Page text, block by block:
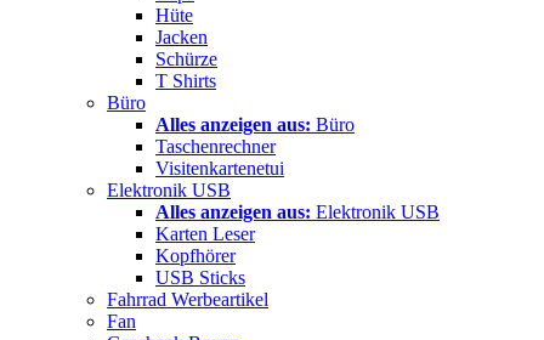
Hüte
Jacken
Schürze
T Shirts
Büro
Alles anzeigen aus: Büro
Taschenrechner
Visitenkartenetui
Elektronik USB
Alles anzeigen aus: Elektronik USB
Karten Leser
Kopfhörer
USB Sticks
Fahrrad Werbeartikel
Fan